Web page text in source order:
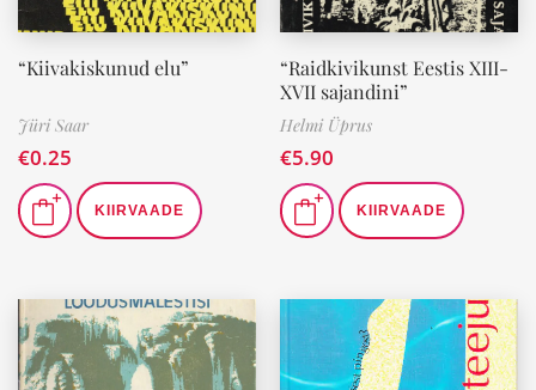
“Kiivakiskunud elu”
Jüri Saar
€0.25
KIIRVAADE
“Raidkivikunst Eestis XIII-
XVII sajandini”
Helmi Üprus
€5.90
KIIRVAADE